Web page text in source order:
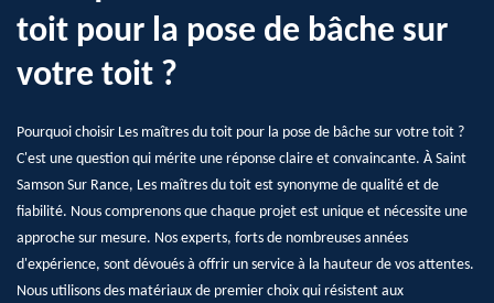
toit pour la pose de bâche sur
votre toit ?
Pourquoi choisir Les maîtres du toit pour la pose de bâche sur votre toit ?
C'est une question qui mérite une réponse claire et convaincante. À Saint
Samson Sur Rance, Les maîtres du toit est synonyme de qualité et de
fiabilité. Nous comprenons que chaque projet est unique et nécessite une
approche sur mesure. Nos experts, forts de nombreuses années
d'expérience, sont dévoués à offrir un service à la hauteur de vos attentes.
Nous utilisons des matériaux de premier choix qui résistent aux